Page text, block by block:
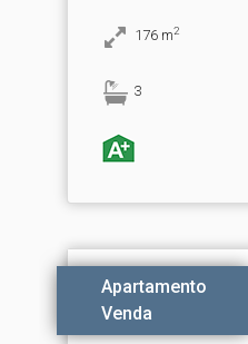
176 m2
3
Apartamento
Venda